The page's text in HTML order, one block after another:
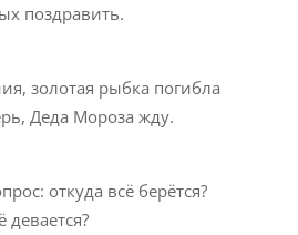
поздравить.
золотая рыбка погибла
Деда Мороза жду.
откуда всё берётся?